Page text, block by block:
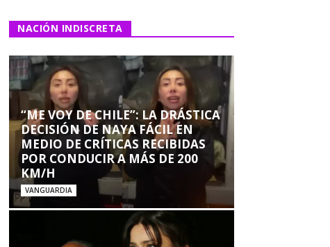
NACIÓN INDISCRETA
“ME VOY DE CHILE”: LA DRÁSTICA
DECISIÓN DE NAYA FÁCIL EN
MEDIO DE CRÍTICAS RECIBIDAS
POR CONDUCIR A MÁS DE 200
KM/H
VANGUARDIA